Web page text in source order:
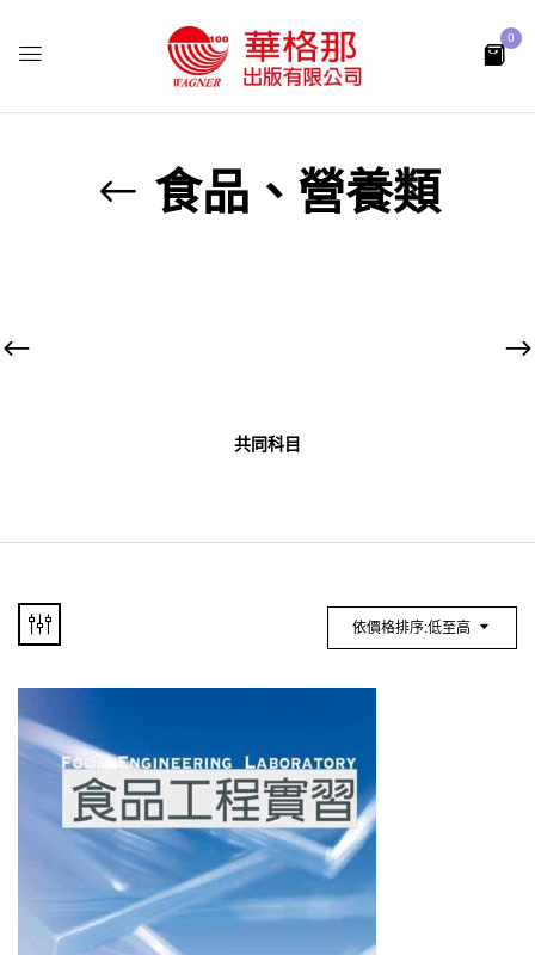
0
食品、營養類
共同科目
依價格排序:低至高